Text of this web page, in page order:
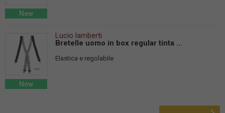
New
New
Lucio lamberti
Bretelle uomo in box regular tinta ...
Elastica e regolabile